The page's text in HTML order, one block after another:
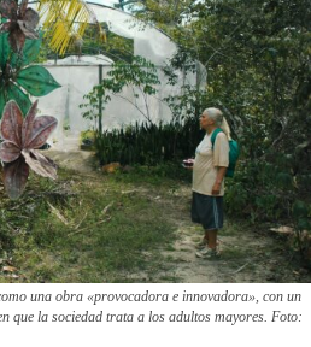
una obra «provocadora e innovadora», con un
que la sociedad trata a los adultos mayores. Foto: